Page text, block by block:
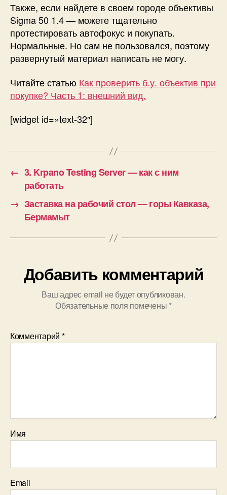
Также, если найдете в своем городе объективы
Sigma 50 1.4 — можете тщательно
протестировать автофокус и покупать.
Нормальные. Но сам не пользовался, поэтому
развернутый материал написать не могу.
Читайте статью Как проверить б.у. объектив при
покупке? Часть 1: внешний вид.
[widget id=»text-32″]
← 3. Krpano Testing Server — как с ним
работать
→ Заставка на рабочий стол — горы Кавказа,
Бермамыт
Добавить комментарий
Ваш адрес email не будет опубликован.
Обязательные поля помечены *
Комментарий *
Имя
Email